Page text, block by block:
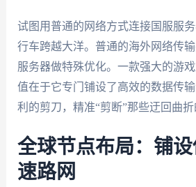
试图用普通的网络方式连接国服服
行车跨越大洋。普通的海外网络传
服务器做特殊优化。一款强大的游
值在于它专门铺设了高效的数据传
利的剪刀，精准“剪断”那些迂回曲折
全球节点布局：铺
速路网